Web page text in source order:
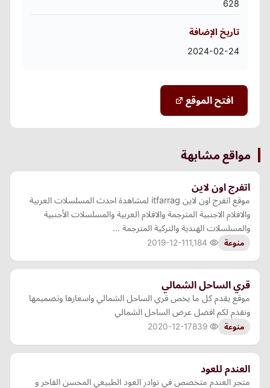
628
تاريخ الإضافة
2024-02-24
افتح الموقع
مواقع مشابهة
اتفرج اون لاين
موقع اتفرج اون لاين itfarrag لمشاهدة احدث المسلسلات العربية
والافلام الاجنبية المترجمة والافلام العربية والمسلسلات الأجنبية
والمسلسلات الهندية والتركية المترجمة ...
منوعة 2019-12-11
قري الساحل الشمالي
موقع يقدم كل ما يخص قري الساحل الشمالي واسعارها وتصميمها
ونقدم لكم افضل عرض الساحل الشمالي
منوعة 2020-12-17
العندم للعود
متجر العندم متخصص في نوادر العود الطبيعي المحسن الفاخر و